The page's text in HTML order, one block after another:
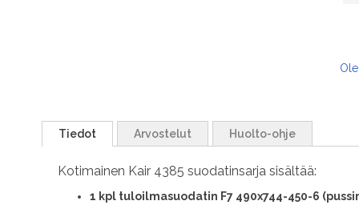
Tiedot
Kotimainen Kair 4385 suodatinsarja sisältää:
1 kpl tuloilmasuodatin F7 490x744-450-6
Arvostelut Huolto-ohje